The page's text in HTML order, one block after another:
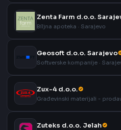
Zenta Farm d.o.o.
Biljna apoteka · Sarajevo
Geosoft d.o.o. Sarajevo
Softverske kompanije ·
Zux-4 d.o.o.
Građevinski materijali -
Zuteks d.o.o. Jelah